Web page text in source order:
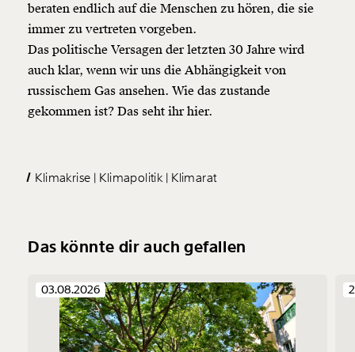
beraten endlich auf die Menschen zu hören, die sie
immer zu vertreten vorgeben.
Das politische Versagen der letzten 30 Jahre wird
auch klar, wenn wir uns die Abhängigkeit von
russischem Gas ansehen. Wie das zustande
gekommen ist? Das seht ihr hier.
Klimakrise Klimapolitik Klimarat
Das könnte dir auch gefallen
03.08.2026